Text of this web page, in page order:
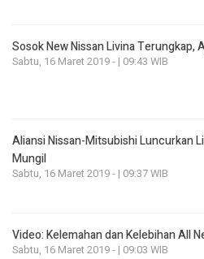
Sosok New Nissan Livina Terungkap,
Sabtu, 16 Maret 2019 - | 09:43 WIB
Aliansi Nissan-Mitsubishi Luncurkan
Mungil
Sabtu, 16 Maret 2019 - | 09:37 WIB
Video: Kelemahan dan Kelebihan All
Sabtu, 16 Maret 2019 - | 09:03 WIB